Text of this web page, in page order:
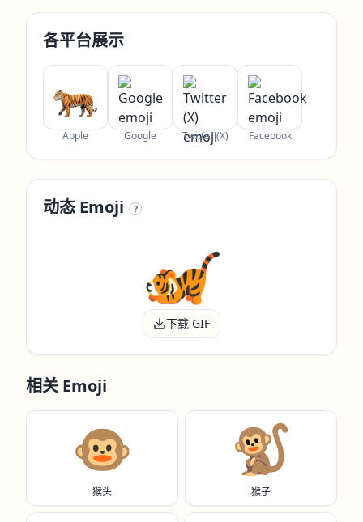
各平台展示
Apple Google Twitter (X) Facebook
动态 Emoji ?
下载 GIF
相关 Emoji
🐵
猴头
🐒
猴子